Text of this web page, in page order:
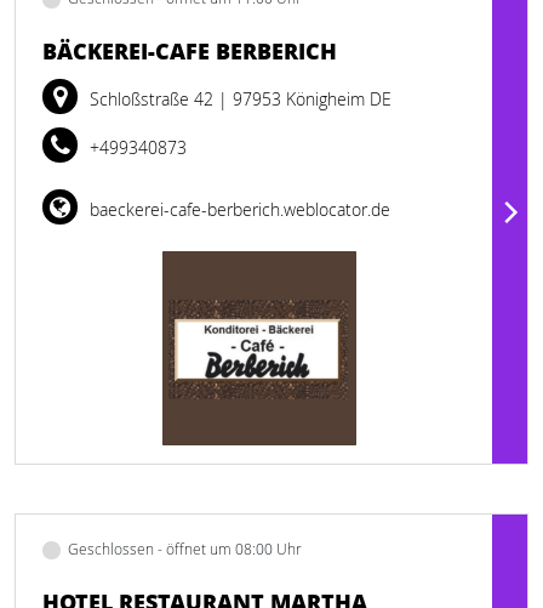
BÄCKEREI-CAFE BERBERICH
Schloßstraße 42 | 97953 Königheim DE
+499340873
baeckerei-cafe-berberich.weblocator.de
Geschlossen - öffnet um 08:00 Uhr